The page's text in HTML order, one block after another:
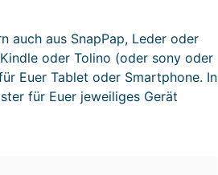
auch aus SnapPap, Leder oder
oder Tolino (oder sony oder
Euer Tablet oder Smartphone. In
für Euer jeweiliges Gerät